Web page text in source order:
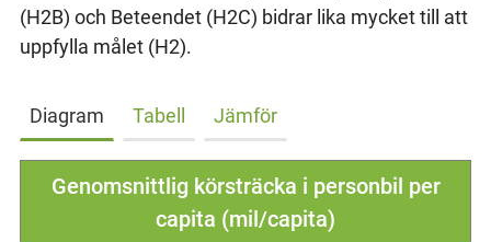
(H2B) och Beteendet (H2C) bidrar lika mycket till att
uppfylla målet (H2).
Diagram Tabell Jämför
Genomsnittlig körsträcka i personbil per
capita (mil/capita)